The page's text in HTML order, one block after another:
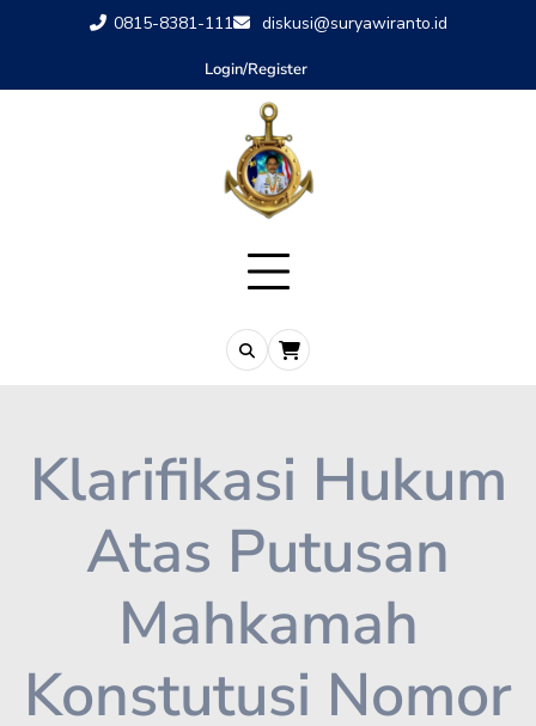
0815-8381-111 diskusi@suryawiranto.id
Login/Register
Klarifikasi Hukum
Atas Putusan
Mahkamah
Konstutusi Nomor